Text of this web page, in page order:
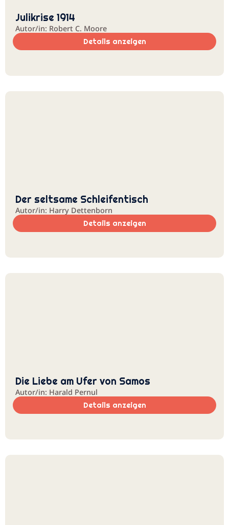
Julikrise 1914
Autor/in: Robert C. Moore
Details anzeigen
Der seltsame Schleifentisch
Autor/in: Harry Dettenborn
Details anzeigen
Die Liebe am Ufer von Samos
Autor/in: Harald Pernul
Details anzeigen